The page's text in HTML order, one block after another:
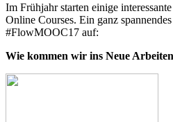
Im Frühjahr starten einige interessante
Online Courses. Ein ganz
#FlowMOOC17 auf:
Wie kommen wir ins Neue